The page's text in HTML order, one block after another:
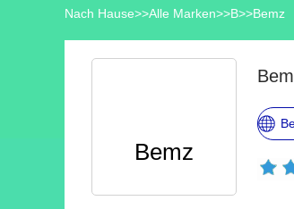
Nach Hause>>Alle Marken>>B>>Bemz
Bemz